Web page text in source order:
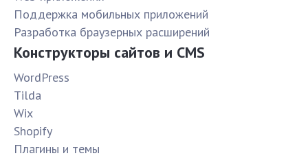
Поддержка мобильных приложений
Разработка браузерных расширений
Конструкторы сайтов и CMS
WordPress
Tilda
Wix
Shopify
Плагины и темы